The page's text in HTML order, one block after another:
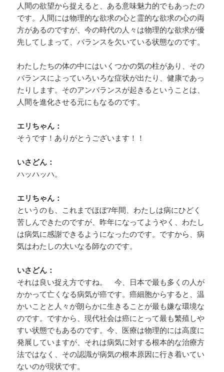
人間の欲望から捉えると、ある意味魅力的でもあったの
です。人間には物理的な欲求の心と霊的な欲求の心の両
方があるのですが、今の時代の人々は物理的な欲求が優
先してしまって、バランスを欠いている状態なのです。
わたしたちの体の中にはいくつかの気の柱があり、その
バランスによっていろいろな症状が出たり、健康であっ
たりします。そのアンバランスが起きるということは、
人間を進化させる元にもなるのです。
エリちゃん：
そうです！ありがとうございます！！
いさどん：
ハッハッハ。
エリちゃん：
というのも、これまでほぼ7年間、わたしは病にひどく
苦しんできたのですが、昨年になってようやく、わたし
は病気に感謝できるようになったのです。ですから、病
気はわたしの大いなる師なのです。
いさどん：
それは良い捉え方ですね。 今、日本で最も多くの人が
かかって亡くなる病気が癌です。癌細胞からすると、温
かいことと人々が朗らかに生きることが最も嫌な環境な
のです。ですから、現代社会は癌にとって最も繁殖しや
すい状態でもあるのです。今、医療は物理的には高度に
発展していますが、それは病気に対する根本的な治療方
法ではなく、その認識が病気の根本原因に行き着いてい
ないのが現状です。